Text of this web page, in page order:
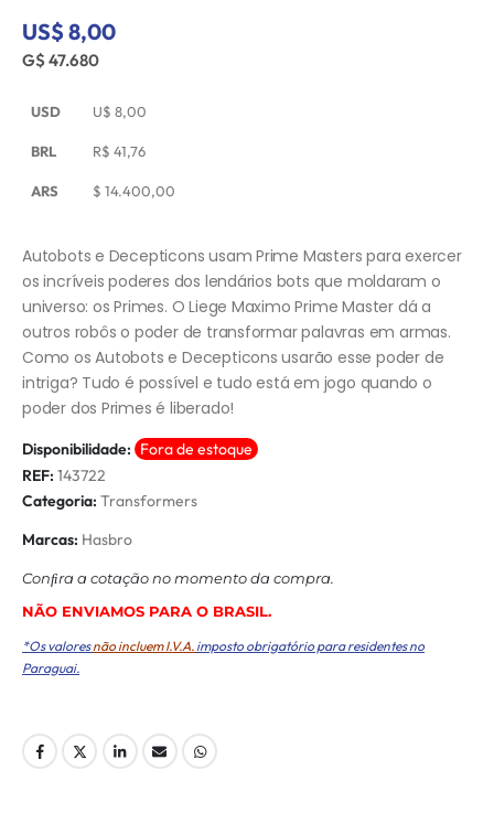
US$ 8,00
G$ 47.680
USD U$ 8,00
BRL R$ 41,76
ARS $ 14.400,00
Autobots e Decepticons usam Prime Masters para exercer
os incríveis poderes dos lendários bots que moldaram o
universo: os Primes. O Liege Maximo Prime Master dá a
outros robôs o poder de transformar palavras em armas.
Como os Autobots e Decepticons usarão esse poder de
intriga? Tudo é possível e tudo está em jogo quando o
poder dos Primes é liberado!
Disponibilidade: Fora de estoque
REF: 143722
Categoria: Transformers
Marcas: Hasbro
Conﬁra a cotação no momento da compra.
NÃO ENVIAMOS PARA O BRASIL.
*Os valoresnão incluem I.V.A. imposto obrigatório para residentes no
Paraguai.